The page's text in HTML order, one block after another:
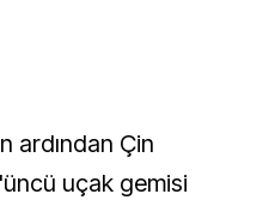
ardından Çin
uçak gemisi